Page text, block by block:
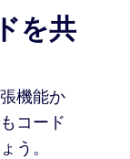
を共
機能か
コード
う。